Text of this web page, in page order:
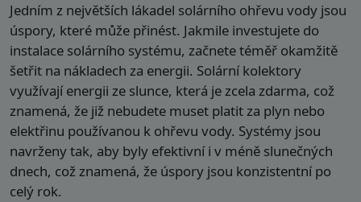
Jedním z největších lákadel solárního ohřevu vody jsou
úspory, které může přinést. Jakmile investujete do
instalace solárního systému, začnete téměř okamžitě
šetřit na nákladech za energii. Solární kolektory
využívají energii ze slunce, která je zcela zdarma, což
znamená, že již nebudete muset platit za plyn nebo
elektřinu používanou k ohřevu vody. Systémy jsou
navrženy tak, aby byly efektivní i v méně slunečných
dnech, což znamená, že úspory jsou konzistentní po
celý rok.